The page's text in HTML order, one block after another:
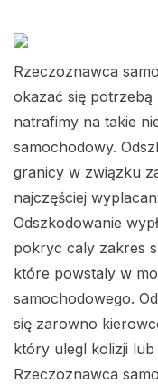
Rzeczoznawca
okazać się potrzebą
natrafimy na takie
samochodowy.
granicy w związku
najczęściej
Odszkodowanie
pokryc caly zakres
które powstaly w
samochodowego.
się zarowno
który ulegl kolizji
Rzeczoznawca